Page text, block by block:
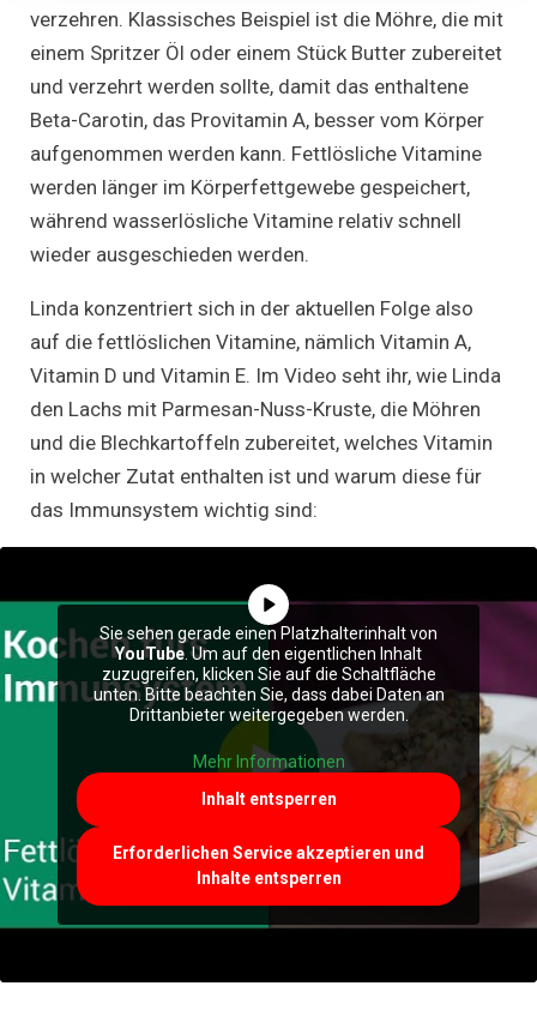
verzehren. Klassisches Beispiel ist die Möhre, die mit
einem Spritzer Öl oder einem Stück Butter zubereitet
und verzehrt werden sollte, damit das enthaltene
Beta-Carotin, das Provitamin A, besser vom Körper
aufgenommen werden kann. Fettlösliche Vitamine
werden länger im Körperfettgewebe gespeichert,
während wasserlösliche Vitamine relativ schnell
wieder ausgeschieden werden.
Linda konzentriert sich in der aktuellen Folge also
auf die fettlöslichen Vitamine, nämlich Vitamin A,
Vitamin D und Vitamin E. Im Video seht ihr, wie Linda
den Lachs mit Parmesan-Nuss-Kruste, die Möhren
und die Blechkartoffeln zubereitet, welches Vitamin
in welcher Zutat enthalten ist und warum diese für
das Immunsystem wichtig sind:
Sie sehen gerade einen Platzhalterinhalt von
YouTube. Um auf den eigentlichen Inhalt
zuzugreifen, klicken Sie auf die Schaltfläche
unten. Bitte beachten Sie, dass dabei Daten an
Drittanbieter weitergegeben werden.
Mehr Informationen
Inhalt entsperren
Erforderlichen Service akzeptieren und
Inhalte entsperren